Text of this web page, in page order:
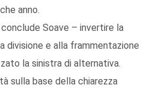
anno.
conclude Soave – invertire la
divisione e alla frammentazione
la sinistra di alternativa.
sulla base della chiarezza